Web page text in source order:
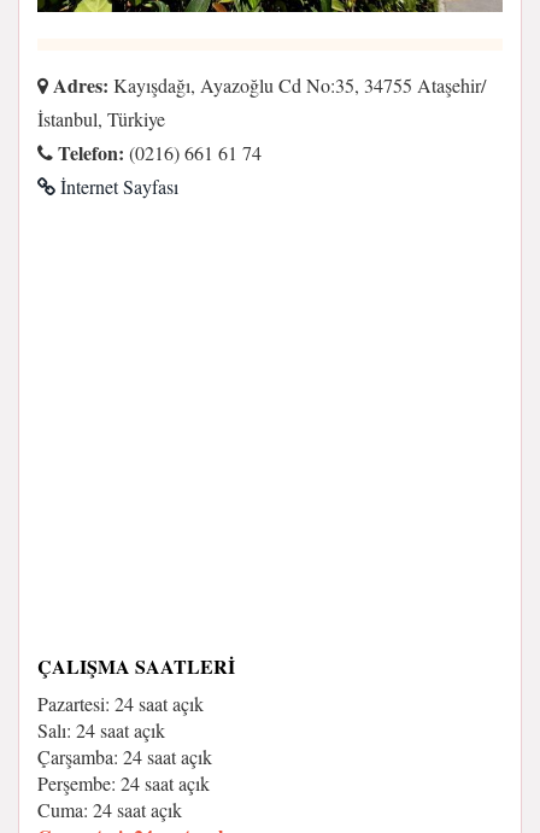
Adres: Kayışdağı, Ayazoğlu Cd No:35, 34755 Ataşehir/
İstanbul, Türkiye
Telefon: (0216) 661 61 74
İnternet Sayfası
ÇALIŞMA SAATLERI
Pazartesi: 24 saat açık
Salı: 24 saat açık
Çarşamba: 24 saat açık
Perşembe: 24 saat açık
Cuma: 24 saat açık